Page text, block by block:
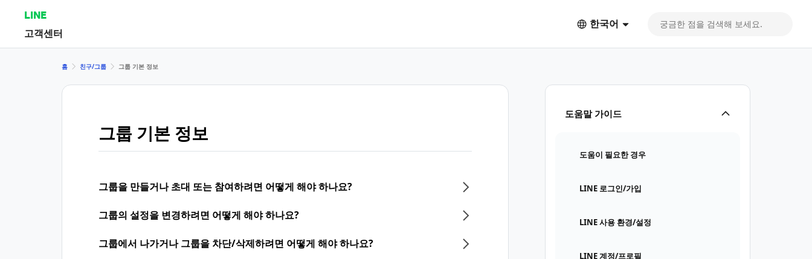
LINE
고객센터
한국어
도움말 가이드
도움이 필요한 경우
LINE 로그인/가입
LINE 사용 환경/설정
LINE 계정/프로필
홈 친구/그룹 그룹 기본 정보
그룹 기본 정보
그룹을 만들거나 초대 또는 참여하려면 어떻게 해야 하나요?
그룹의 설정을 변경하려면 어떻게 해야 하나요?
그룹에서 나가거나 그룹을 차단/삭제하려면 어떻게 해야 하나요?